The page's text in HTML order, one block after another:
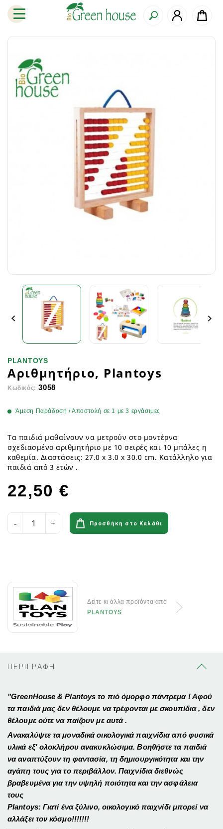
 
PLANTOYS
Αριθμητήριο, Plantoys
Κωδικός: 3058
Άμεση Παράδοση / Αποστολή σε 1 με 3 εργάσιμες
Τα παιδιά μαθαίνουν να μετρούν στο μοντέρνα
σχεδιασμένο αριθμητήριο με 10 σειρές και 10 μπάλες η
καθεμία. Διαστάσεις: 27.0 x 3.0 x 30.0 cm. Κατάλληλο για
παιδιά από 3 ετών .
22,50 €
Προσθήκη στο Καλάθι
Δείτε κι άλλα προϊόντα απο
PLANTOYS
ΠΕΡΙΓΡΑΦΗ
"GreenHouse & Plantoys το πιό όμορφο πάντρεμα ! Αφού
τα παιδιά μας δεν θέλουμε να τρέφονται με σκουπίδια , δεν
θέλουμε ούτε να παίζουν με αυτά .
Ανακαλύψτε τα μοναδικά οικολογικά παιχνίδια από φυσικά
υλικά εξ' ολοκλήρου ανακυκλώσιμα. Βοηθήστε τα παιδιά
να αναπτύξουν τη φαντασία, τη δημιουργικότητα και την
αγάπη τους για το περιβάλλον. Παιχνίδια διεθνώς
βραβευμένα για την υψηλή ποιότητα και την ασφάλεια
τους
Plantoys:Γιατί ένα ξύλινο, οικολογικό παιχνίδι μπορεί να
αλλάξει τον κόσμο!!!!!!!